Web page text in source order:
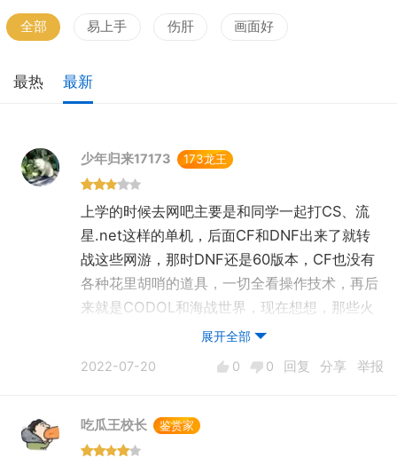
全部 易上手 伤肝 画面好
最热 最新
少年归来17173 173龙王
上学的时候去网吧主要是和同学一起打CS、流
星.net这样的单机，后面CF和DNF出来了就转
战这些网游，那时DNF还是60版本，CF也没有
各种花里胡哨的道具，一切全看操作技术，再后
来就是CODOL和海战世界，现在想想，那些火
爆的网游最开始的版本虽然内容并不丰富，却是
饭都会去网吧耍一耍，不过玩的游戏都回归到了
单机，魔兽（造房子）、求生之路依然是我们的
展开全部
2022-07-20 0 0 回复 分享 举报
吃瓜王校长 鉴赏家